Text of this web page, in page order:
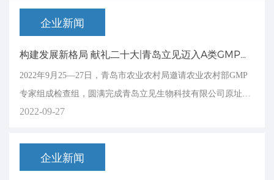
企业新闻
构建发展新格局 献礼二十大|青岛立见迈入A类GMP新时代
​2022年9月25—27日，青岛市农业农村局邀请农业农村部GMP
专家组成检查组，圆满完成青岛立见生物科技有限公司原址改
扩建A类2条生产线远程视频检查动态验收工作。经综合评定：
2022-09-27
企业新闻